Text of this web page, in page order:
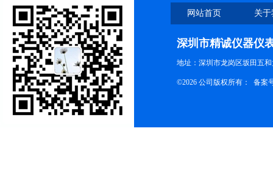
网站首页 关
深圳市精诚仪器仪
地址：深圳市龙岗区坂田五
©2026 公司版权所有： 备案